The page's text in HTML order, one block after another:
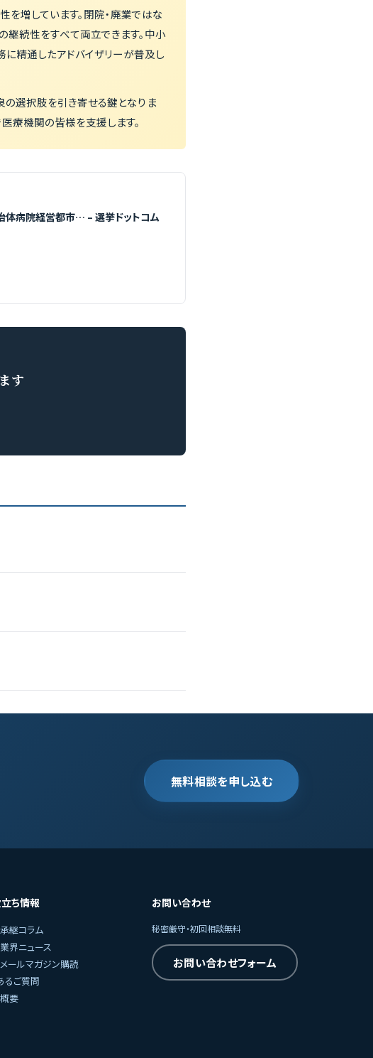
を増しています。閉院・廃業ではな
継続性をすべて両立できます。中小
精通したアドバイザリーが普及し
選択肢を引き寄せる鍵となりま
療機関の皆様を支援します。
体病院経営都市… – 選挙ドットコム
す
無料相談を申し込む
ち情報
継コラム
界ニュース
ールマガジン購読
るご質問
要
お問い合わせ
秘密厳守・初回相談無料
お問い合わせフォーム